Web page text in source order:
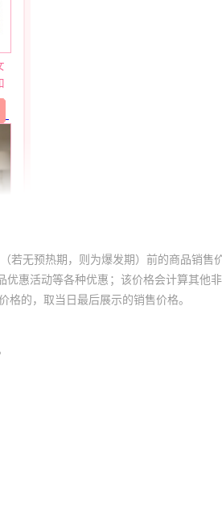
若无预热期，则为爆发期）前的商品销售
惠活动等各种优惠；该价格会计算其他
的，取当日最后展示的销售价格。